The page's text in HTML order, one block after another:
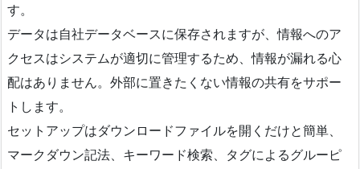
す。
データは自社データベースに保存されますが、情報へのア
クセスはシステムが適切に管理するため、情報が漏れる心
配はありません。外部に置きたくない情報の共有をサポー
トします。
セットアップはダウンロードファイルを開くだけと簡単、
マークダウン記法、キーワード検索、タグによるグルーピ